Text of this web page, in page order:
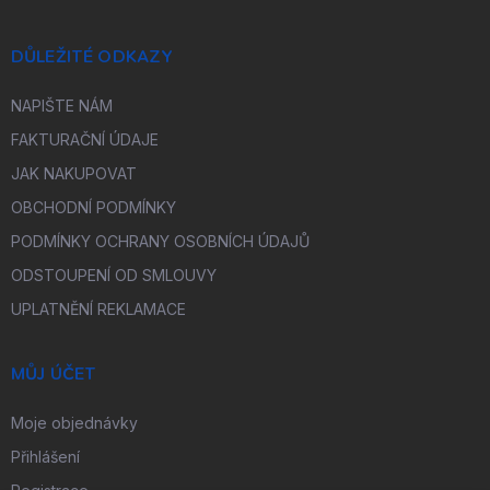
DŮLEŽITÉ ODKAZY
NAPIŠTE NÁM
FAKTURAČNÍ ÚDAJE
JAK NAKUPOVAT
OBCHODNÍ PODMÍNKY
PODMÍNKY OCHRANY OSOBNÍCH ÚDAJŮ
ODSTOUPENÍ OD SMLOUVY
UPLATNĚNÍ REKLAMACE
MŮJ ÚČET
Moje objednávky
Přihlášení